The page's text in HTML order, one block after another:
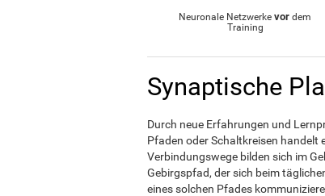
Neuronale Netzwerkevor dem
Training
Synaptische
Durch neue Erfahrungen und
Pfaden oder Schaltkreisen handelt
Verbindungswege bilden sich im
Gebirgspfad, der sich beim
eines solchen Pfades